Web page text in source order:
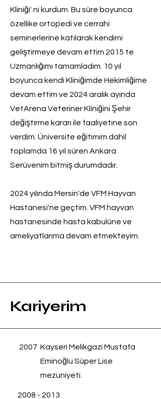
Kliniği' ni kurdum. Bu süre boyunca
özellike ortopedi ve cerrahi
seminerlerine katılarak kendimi
geliştirmeye devam ettim 2015 te
Uzmanlığımı tamamladım. 10 yıl
boyunca kendi Kliniğimde Hekimliğime
devam ettim ve 2024 aralık ayında
VetArena Veteriner Kliniğini Şehir
değiştirme kararı ile faaliyetine son
verdim. Üniversite eğitimim dahil
toplamda 16 yıl süren Ankara
Serüvenim bitmiş durumdadır.
2024 yılında Mersin'de VFM Hayvan
Hastanesi'ne geçtim. VFM hayvan
hastanesinde hasta kabulüne ve
ameliyatlarıma devam etmekteyim.
Kariyerim
2007 Kayseri Melikgazi Mustafa
Eminoğlu Süper Lise
mezuniyeti.
2008 - 2013